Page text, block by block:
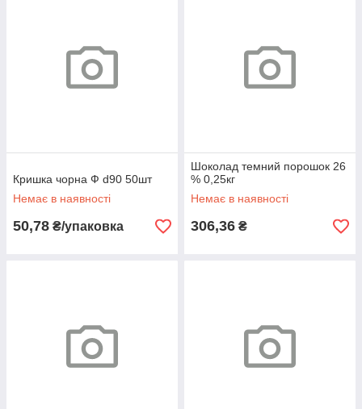
Кришка чорна Ф d90 50шт
Немає в наявності
50,78 ₴/упаковка
Шоколад темний порошок 26
% 0,25кг
Немає в наявності
306,36 ₴